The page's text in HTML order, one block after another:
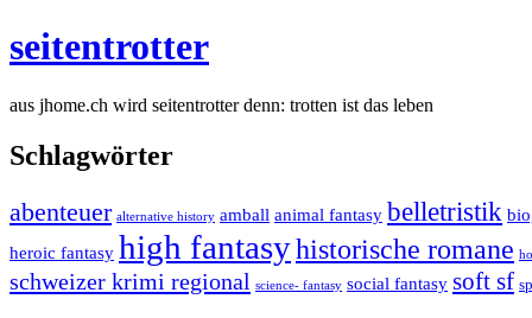
seitentrotter
aus jhome.ch wird seitentrotter denn: trotten ist das leben
Schlagwörter
abenteuer alternative history amball animal fantasy belletristik
heroic fantasy high fantasyhistorische romane
schweizer krimi regional science- fantasy social fantasy soft sf